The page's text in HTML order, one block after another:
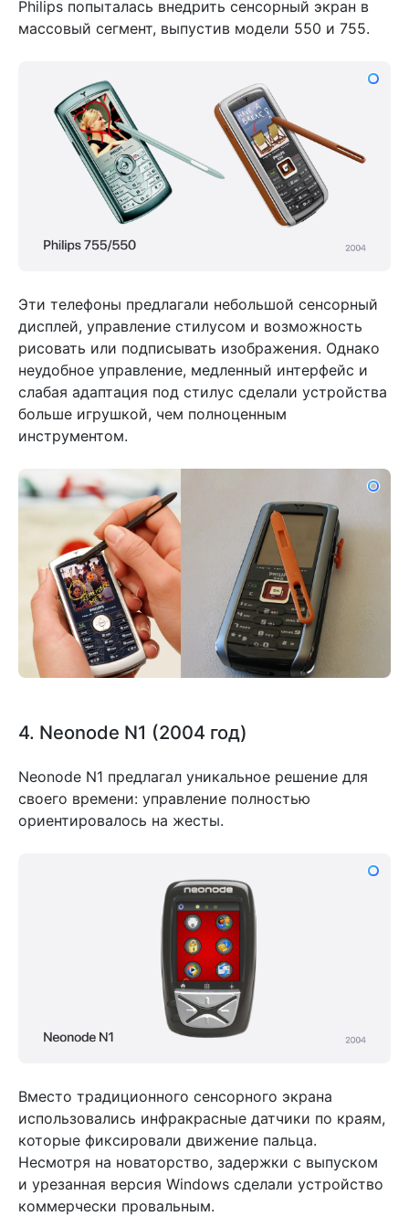
Philips попыталась внедрить сенсорный экран в
массовый сегмент, выпустив модели 550 и 755.
Эти телефоны предлагали небольшой сенсорный
дисплей, управление стилусом и возможность
рисовать или подписывать изображения. Однако
неудобное управление, медленный интерфейс и
слабая адаптация под стилус сделали устройства
больше игрушкой, чем полноценным
инструментом.
4. Neonode N1 (2004 год)
Neonode N1 предлагал уникальное решение для
своего времени: управление полностью
ориентировалось на жесты.
Вместо традиционного сенсорного экрана
использовались инфракрасные датчики по краям,
которые фиксировали движение пальца.
Несмотря на новаторство, задержки с выпуском
и урезанная версия Windows сделали устройство
коммерчески провальным.